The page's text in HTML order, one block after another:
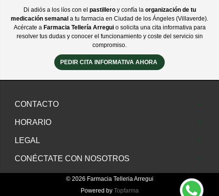
Di adiós a los líos con el pastilleroy confía la organización de tu
medicación semanal a tu farmacia en Ciudad de los Ángeles (Villaverde).
Acércate a Farmacia Tellería Arreguio solicita una cita informativa para
resolver tus dudas y conocer el funcionamiento y coste del servicio sin
compromiso.
PEDIR CITA INFORMATIVA AHORA
CONTACTO
HORARIO
LEGAL
CONÉCTATE CON NOSOTROS
© 2026 Farmacia Telleria Arregui
Powered by Topfarma